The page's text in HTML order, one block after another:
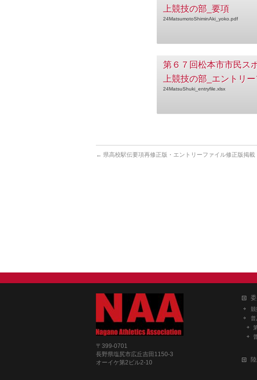
上競技の部_要項
24MatsumotoShiminAki_yoko.pdf
第６７回松本市市民ス
上競技の部_エントリ
24MatsuShuki_entryfile.xlsx
← 県高校駅伝要項再修正版・エントリーファイル修正版掲載
〒399-0701
長野県塩尻市広丘吉田1150-3
オーイケ第2ビル2-10
競
普